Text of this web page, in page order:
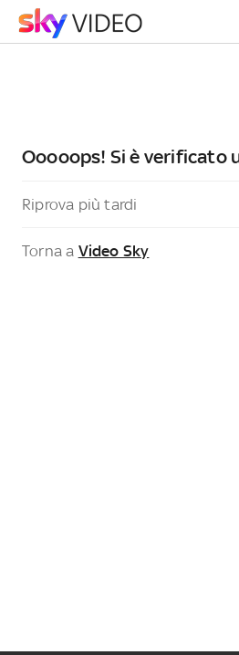
Ooooops! Si è verificato
Riprova più tardi
Torna a Video Sky